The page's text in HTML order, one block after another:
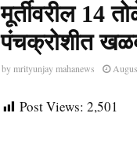
मूर्तीवरील 14
पंचक्रोशीत
bymrityunjay mahanews
Post Views: 2,501